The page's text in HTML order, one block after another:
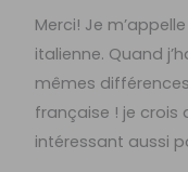
Merci! Je
italienne. Quand
mêmes
française ! je crois
intéressant aussi